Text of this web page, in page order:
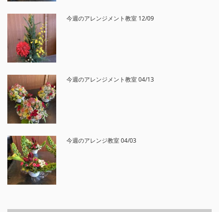
今週のアレンジメント教室 12/09
今週のアレンジメント教室 04/13
今週のアレンジ教室 04/03